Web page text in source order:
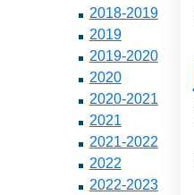
2018-2019
2019
2019-2020
2020
2020-2021
2021
2021-2022
2022
2022-2023